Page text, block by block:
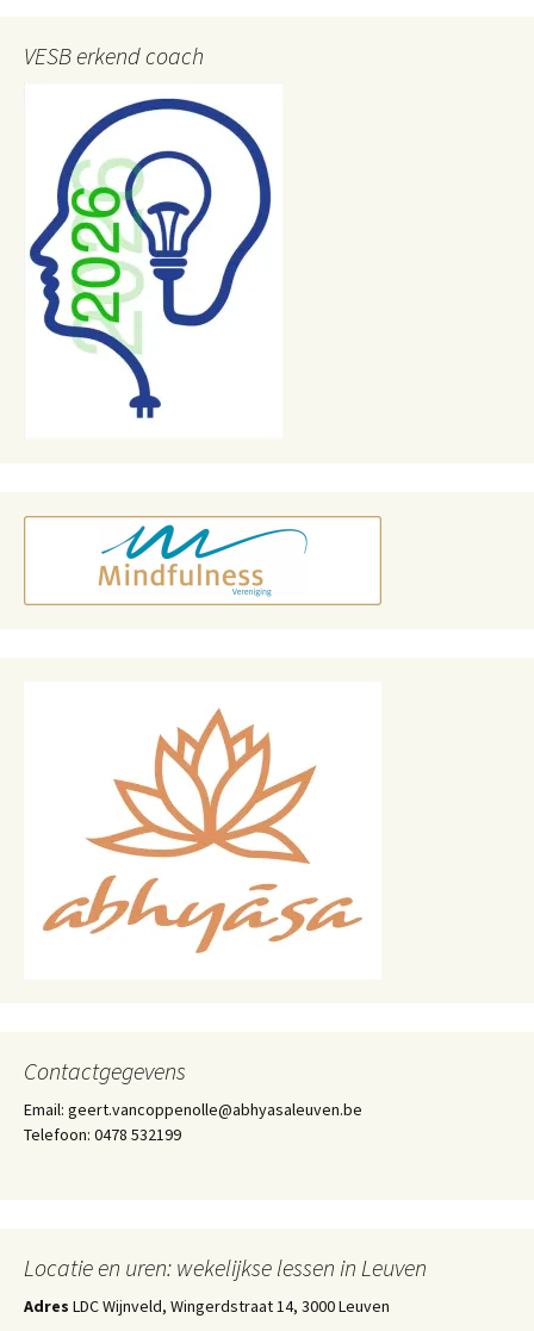
VESB erkend coach
Contactgegevens
Email: geert.vancoppenolle@abhyasaleuven.be
Telefoon: 0478 532199
Locatie en uren: wekelijkse lessen in Leuven
Adres LDC Wijnveld, Wingerdstraat 14, 3000 Leuven